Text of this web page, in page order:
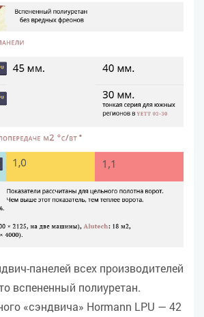
панелей всех производителей
вспененный полиуретан.
«сэндвича» Hormann LPU — 42